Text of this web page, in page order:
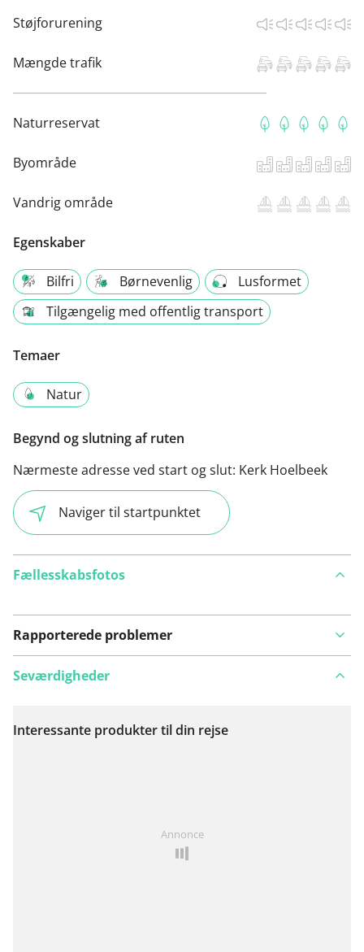
Støjforurening
Mængde trafik
Naturreservat
Byområde
Vandrig område
Egenskaber
Bilfri Børnevenlig
Lusformet
Tilgængelig med offentlig transport
Temaer
Natur
Begynd og slutning af ruten
Nærmeste adresse ved start og slut: Kerk Hoelbeek
Naviger til startpunktet
Fællesskabsfotos
Rapporterede problemer
Se på kort
Seværdigheder
Interessante produkter til din rejse
Annonce